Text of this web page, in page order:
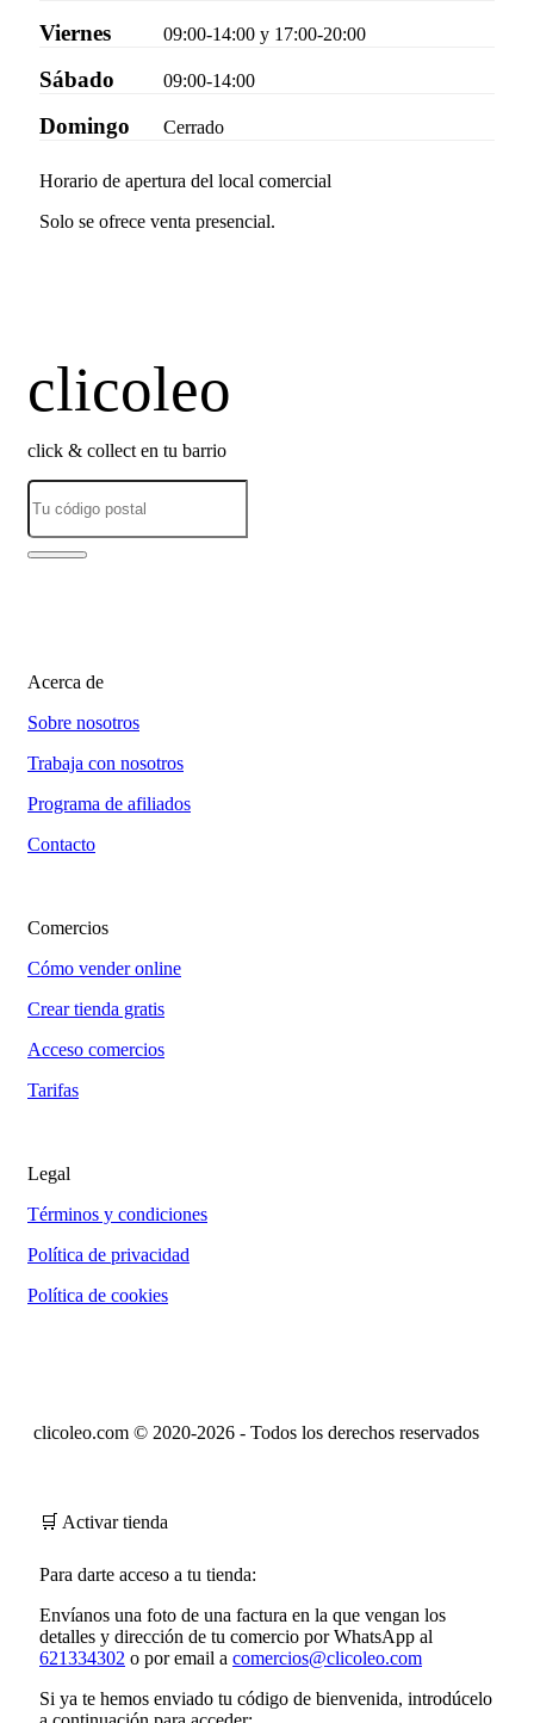
Viernes 09:00-14:00 y 17:00-20:00
Sábado 09:00-14:00
Domingo Cerrado
Horario de apertura del local comercial
Solo se ofrece venta presencial.
clicoleo
click & collect en tu barrio
Acerca de
Sobre nosotros
Trabaja con nosotros
Programa de afiliados
Contacto
Comercios
Cómo vender online
Crear tienda gratis
Acceso comercios
Tarifas
Legal
Términos y condiciones
Política de privacidad
Política de cookies
clicoleo.com © 2020-2026 - Todos los derechos reservados
🛒 Activar tienda
Para darte acceso a tu tienda:
Envíanos una foto de una factura en la que vengan los
detalles y dirección de tu comercio por WhatsApp al
621334302 o por email a comercios@clicoleo.com
Si ya te hemos enviado tu código de bienvenida, introdúcelo